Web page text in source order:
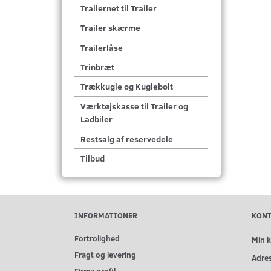
Trailernet til Trailer
Trailer skærme
Trailerlåse
Trinbræt
Trækkugle og Kuglebolt
Værktøjskasse til Trailer og
Ladbiler
Restsalg af reservedele
Tilbud
INFORMATIONER
Fortrolighed
Fragt og levering
Min